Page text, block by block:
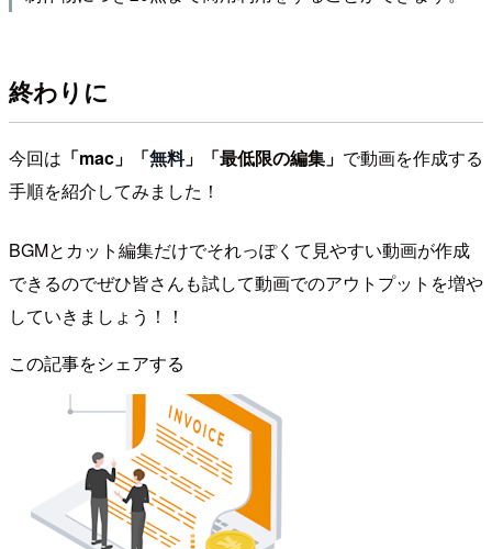
終わりに
今回は 「mac」「無料」「最低限の編集」 で動画を作成する
手順を紹介してみました！
BGMとカット編集だけでそれっぽくて見やすい動画が作成
できるのでぜひ皆さんも試して動画でのアウトプットを増や
していきましょう！！
この記事をシェアする